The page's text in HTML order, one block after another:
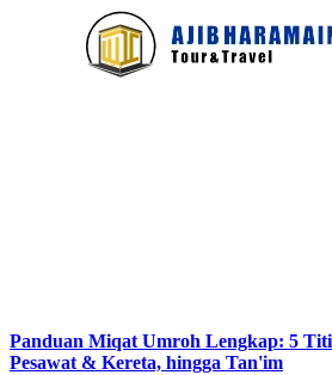
Panduan Miqat Umroh Lengkap: 5
Pesawat & Kereta, hingga Tan'im